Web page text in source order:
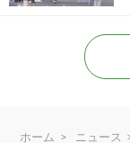
ホーム ニュース